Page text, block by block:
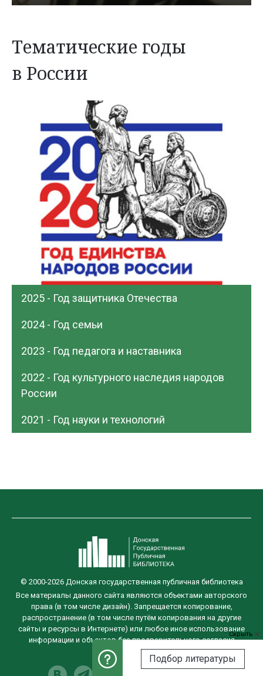
Тематические годы
в России
2025 - Год защитника Отечества
2024 - Год семьи
2023 - Год педагога и наставника
2022 - Год культурного наследия народов
России
2021 - Год науки и технологий
Скрыть
Подбор литературы
© 2000-2026 Донская государственная публичная библиотека
Все материалы данного сайта являются объектами авторского
права (в том числе дизайн). Запрещается копирование,
распространение (в том числе путём копирования на другие
сайты и ресурсы в Интернете) или любое иное использование
информации и объектов без предварительного согласия
правообладателя.